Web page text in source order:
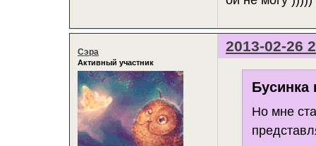
2013-02-26
Сэра
Активный участник
Бусинка
Но мне